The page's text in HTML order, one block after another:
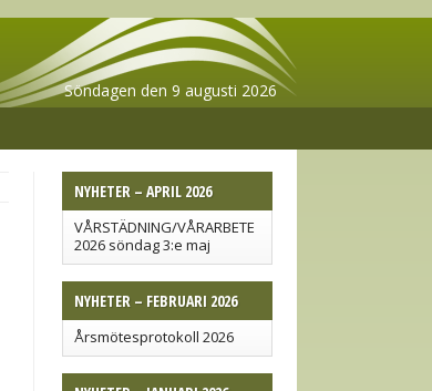
Söndagen den 9 augusti 2026
NYHETER – APRIL 2026
VÅRSTÄDNING/VÅRARBETE
2026 söndag 3:e maj
NYHETER – FEBRUARI 2026
Årsmötesprotokoll 2026